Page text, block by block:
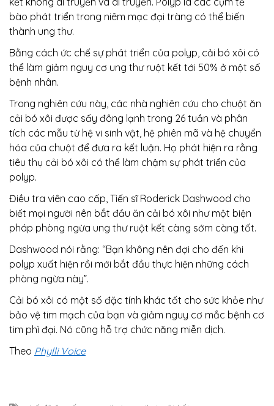
bào phát triển trong niêm mạc đại tràng có thể biến
thành ung thư.
Bằng cách ức chế sự phát triển của polyp, cải bó xôi có
thể làm giảm nguy cơ ung thư ruột kết tới 50% ở một số
bệnh nhân.
Trong nghiên cứu này, các nhà nghiên cứu cho chuột ăn
cải bó xôi được sấy đông lạnh trong 26 tuần và phân
tích các mẫu từ hệ vi sinh vật, hệ phiên mã và hệ chuyển
hóa của chuột để đưa ra kết luận. Họ phát hiện ra rằng
tiêu thụ cải bó xôi có thể làm chậm sự phát triển của
polyp.
Điều tra viên cao cấp, Tiến sĩ Roderick Dashwood cho
biết mọi người nên bắt đầu ăn cải bó xôi như một biện
pháp phòng ngừa ung thư ruột kết càng sớm càng tốt.
Dashwood nói rằng: “Bạn không nên đợi cho đến khi
polyp xuất hiện rồi mới bắt đầu thực hiện những cách
phòng ngừa này”.
Cải bó xôi có một số đặc tính khác tốt cho sức khỏe như
bảo vệ tim mạch của bạn và giảm nguy cơ mắc bệnh cơ
tim phì đại. Nó cũng hỗ trợ chức năng miễn dịch.
Theo Phylli Voice